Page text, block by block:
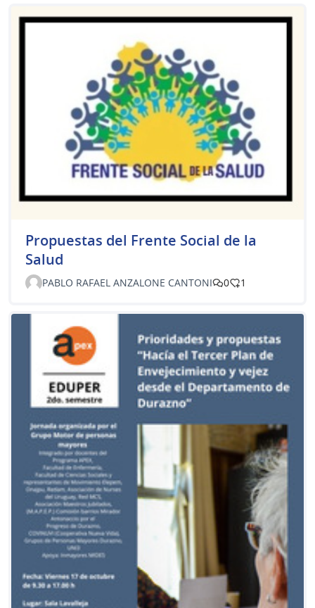
Propuestas del Frente Social de la
Salud
PABLO RAFAEL ANZALONE CANTONI 0 1